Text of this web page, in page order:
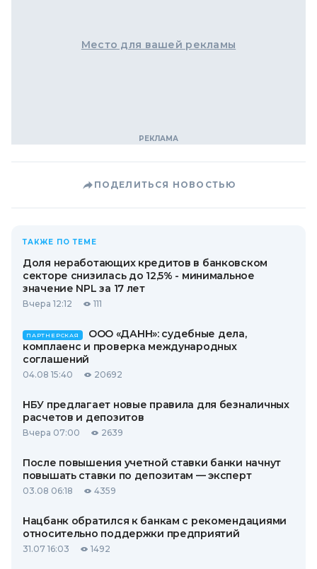
Место для вашей рекламы
ПОДЕЛИТЬСЯ НОВОСТЬЮ
ТАКЖЕ ПО ТЕМЕ
Доля неработающих кредитов в банковском
секторе снизилась до 12,5% - минимальное
значение NPL за 17 лет
Вчера 12:12 111
ПАРТНЕРСКАЯ
ООО «ДАНН»: судебные дела,
комплаенс и проверка международных
соглашений
04.08 15:40 20692
НБУ предлагает новые правила для безналичных
расчетов и депозитов
Вчера 07:00 2639
После повышения учетной ставки банки начнут
повышать ставки по депозитам — эксперт
03.08 06:18 4359
Нацбанк обратился к банкам с рекомендациями
относительно поддержки предприятий
31.07 16:03 1492